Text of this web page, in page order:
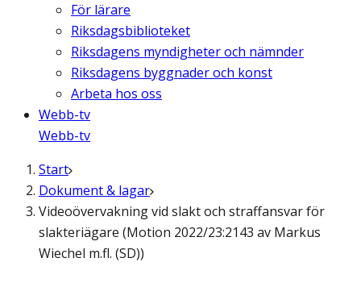
För lärare
Riksdagsbiblioteket
Riksdagens myndigheter och nämnder
Riksdagens byggnader och konst
Arbeta hos oss
Webb-tv
Webb-tv
Start
Dokument & lagar
Videoövervakning vid slakt och straffansvar för
slakteriägare (Motion 2022/23:2143 av Markus
Wiechel m.fl. (SD))